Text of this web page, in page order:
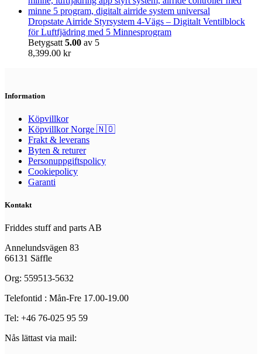
Dropstate Airride Styrsystem 4-Vägs – Digitalt Ventilblock
för Luftfjädring med 5 Minnesprogram
Betygsatt 5.00 av 5
8,399.00 kr
Information
Köpvillkor
Köpvillkor Norge 🇳🇴
Frakt & leverans
Byten & returer
Personuppgiftspolicy
Cookiepolicy
Garanti
Kontakt
Friddes stuff and parts AB
Annelundsvägen 83
66131 Säffle
Org: 559513-5632
Telefontid : Mån-Fre 17.00-19.00
Tel: +46 76-025 95 59
Nås lättast via mail: